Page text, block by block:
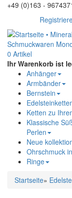
+49 (0)163 -
0 Artikel
Ihr Warenkorb ist
Anhänger
Armbänder
Bernstein
Ketten zu
Klassische
Perlen
Neue
Ohrschmuck
Ringe
Startseite»